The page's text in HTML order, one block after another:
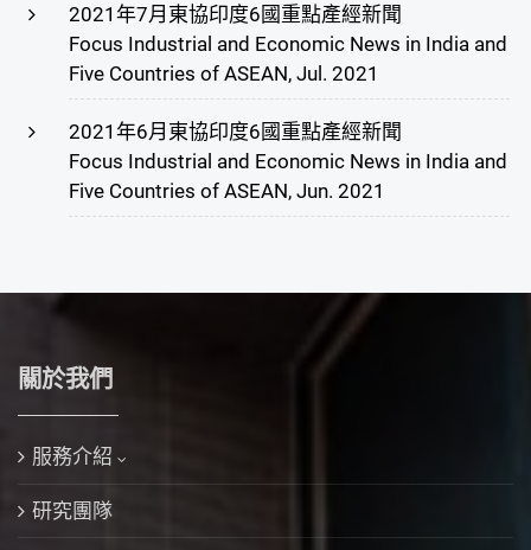
2021年7月東協印度6國重點產經新聞
Focus Industrial and Economic News in India and
Five Countries of ASEAN, Jul. 2021
2021年6月東協印度6國重點產經新聞
Focus Industrial and Economic News in India and
Five Countries of ASEAN, Jun. 2021
關於我們
服務介紹
研究團隊